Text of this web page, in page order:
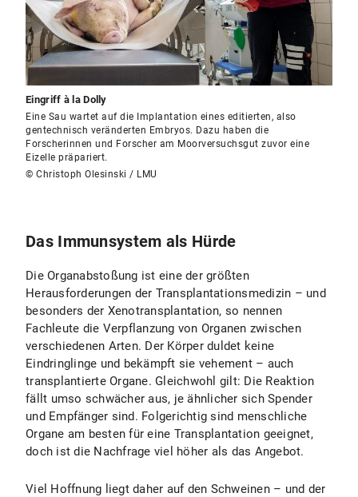
Eingriff à la Dolly
Eine Sau wartet auf die Implantation eines editierten, also
gentechnisch veränderten Embryos. Dazu haben die
Forscherinnen und Forscher am Moorversuchsgut zuvor eine
Eizelle präpariert.
© Christoph Olesinski / LMU
Das Immunsystem als Hürde
Die Organabstoßung ist eine der größten
Herausforderungen der Transplantationsmedizin – und
besonders der Xenotransplantation, so nennen
Fachleute die Verpflanzung von Organen zwischen
verschiedenen Arten. Der Körper duldet keine
Eindringlinge und bekämpft sie vehement – auch
transplantierte Organe. Gleichwohl gilt: Die Reaktion
fällt umso schwächer aus, je ähnlicher sich Spender
und Empfänger sind. Folgerichtig sind menschliche
Organe am besten für eine Transplantation geeignet,
doch ist die Nachfrage viel höher als das Angebot.
Viel Hoffnung liegt daher auf den Schweinen – und der